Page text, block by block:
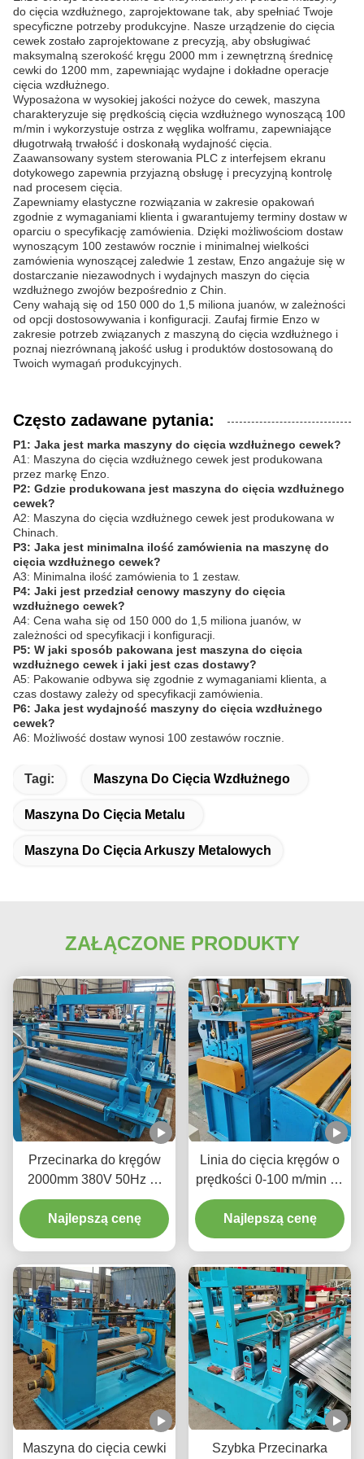
do cięcia wzdłużnego, zaprojektowane tak, aby spełniać Twoje
specyficzne potrzeby produkcyjne. Nasze urządzenie do cięcia
cewek zostało zaprojektowane z precyzją, aby obsługiwać
maksymalną szerokość kręgu 2000 mm i zewnętrzną średnicę
cewki do 1200 mm, zapewniając wydajne i dokładne operacje
cięcia wzdłużnego.
Wyposażona w wysokiej jakości nożyce do cewek, maszyna
charakteryzuje się prędkością cięcia wzdłużnego wynoszącą 100
m/min i wykorzystuje ostrza z węglika wolframu, zapewniające
długotrwałą trwałość i doskonałą wydajność cięcia.
Zaawansowany system sterowania PLC z interfejsem ekranu
dotykowego zapewnia przyjazną obsługę i precyzyjną kontrolę
nad procesem cięcia.
Zapewniamy elastyczne rozwiązania w zakresie opakowań
zgodnie z wymaganiami klienta i gwarantujemy terminy dostaw w
oparciu o specyfikację zamówienia. Dzięki możliwościom dostaw
wynoszącym 100 zestawów rocznie i minimalnej wielkości
zamówienia wynoszącej zaledwie 1 zestaw, Enzo angażuje się w
dostarczanie niezawodnych i wydajnych maszyn do cięcia
wzdłużnego zwojów bezpośrednio z Chin.
Ceny wahają się od 150 000 do 1,5 miliona juanów, w zależności
od opcji dostosowywania i konfiguracji. Zaufaj firmie Enzo w
zakresie potrzeb związanych z maszyną do cięcia wzdłużnego i
poznaj niezrównaną jakość usług i produktów dostosowaną do
Twoich wymagań produkcyjnych.
Często zadawane pytania:
P1: Jaka jest marka maszyny do cięcia wzdłużnego cewek?
A1: Maszyna do cięcia wzdłużnego cewek jest produkowana
przez markę Enzo.
P2: Gdzie produkowana jest maszyna do cięcia wzdłużnego
cewek?
A2: Maszyna do cięcia wzdłużnego cewek jest produkowana w
Chinach.
P3: Jaka jest minimalna ilość zamówienia na maszynę do
cięcia wzdłużnego cewek?
A3: Minimalna ilość zamówienia to 1 zestaw.
P4: Jaki jest przedział cenowy maszyny do cięcia
wzdłużnego cewek?
A4: Cena waha się od 150 000 do 1,5 miliona juanów, w
zależności od specyfikacji i konfiguracji.
P5: W jaki sposób pakowana jest maszyna do cięcia
wzdłużnego cewek i jaki jest czas dostawy?
A5: Pakowanie odbywa się zgodnie z wymaganiami klienta, a
czas dostawy zależy od specyfikacji zamówienia.
P6: Jaka jest wydajność maszyny do cięcia wzdłużnego
cewek?
A6: Możliwość dostaw wynosi 100 zestawów rocznie.
Tagi: Maszyna Do Cięcia Wzdłużnego
Maszyna Do Cięcia Metalu
Maszyna Do Cięcia Arkuszy Metalowych
ZAŁĄCZONE PRODUKTY
Przecinarka do kręgów
2000mm 380V 50Hz 3-
fazowa Zwiększa
Dostępność Materiału
Najlepszą cenę
Linia do cięcia kręgów o
prędkości 0-100 m/min do
cięcia dużych kręgów
metalowych na węższe
paski
Najlepszą cenę
Maszyna do cięcia cewki
Szybka Przecinarka